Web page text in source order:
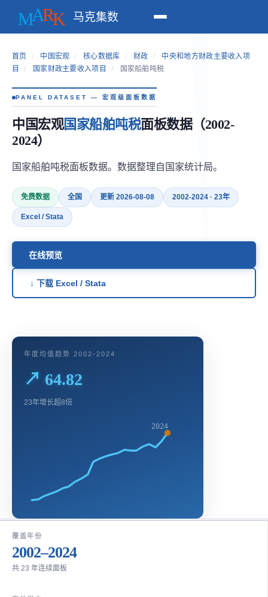
马克集数
首页 / 中国宏观 / 核心数据库 / 财政 /
中央和地方财政主要收入项
目
/ 国家财政主要收入项目 / 国家船舶吨税
PANEL DATASET — 宏观级面板数据
中国宏观国家船舶吨税面板数据（2002-
2024）
国家船舶吨税面板数据。数据整理自国家统计局。
免费数据 全国 更新 2026-08-08 2002-2024 · 23年
Excel / Stata
在线预览
↓ 下载 Excel / Stata
年度均值趋势 2002-2024
↗ 64.82
23年增长超8倍
2024
覆盖年份
2002–2024
共 23 年连续面板